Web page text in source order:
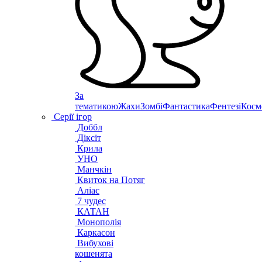
За
тематикоюЖахиЗомбіФантастикаФентезі
Серії ігор
Доббл
Діксіт
Крила
УНО
Манчкін
Квиток на Потяг
Аліас
7 чудес
КАТАН
Монополія
Каркасон
Вибухові
кошенята